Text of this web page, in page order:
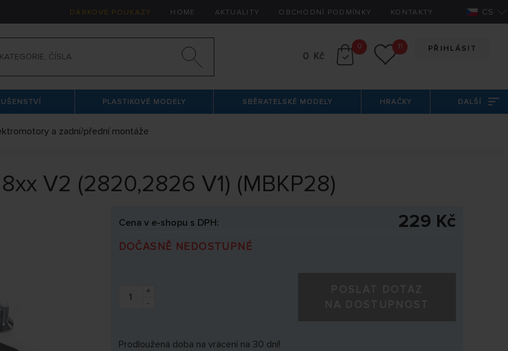
DÁRKOVÉ POUKAZY HOME AKTUALITY OBCHODNÍ PODMÍNKY KONTAKTY CS
PŘIHLÁSIT
0 Kč
0 11
PLASTIKOVÉ MODELY SBĚRATELSKÉ MODELY HRAČKY DALŠÍ
a zadní/přední montáže
V2 (2820,2826 V1) (MBKP28)
Cena v e-shopu s DPH: 229 Kč
DOČASNĚ NEDOSTUPNÉ
+
-
Prodloužená doba na vrácení na 30 dní!